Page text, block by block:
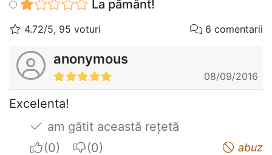
La pământ!
4.72/5, 95 voturi 6 comentarii
anonymous
08/09/2016
Excelenta!
am gătit această rețetă
I apreciateI do not appreciate abuz